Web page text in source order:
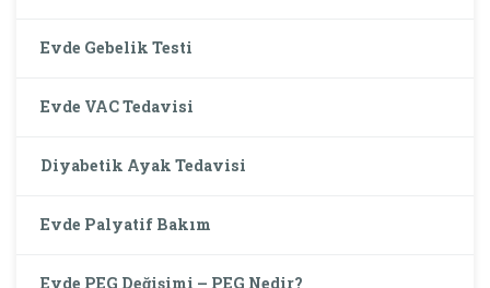
Evde Gebelik Testi
Evde VAC Tedavisi
Diyabetik Ayak Tedavisi
Evde Palyatif Bakım
Evde PEG Değişimi – PEG Nedir?